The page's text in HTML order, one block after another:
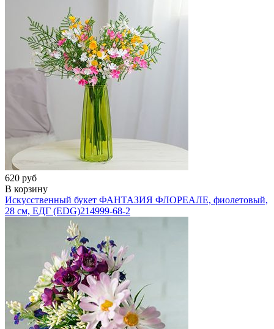
620 руб
В корзину
Искусственный букет ФАНТАЗИЯ ФЛОРЕАЛЕ, фиолетовый,
28 см, ЕДГ (EDG)214999-68-2